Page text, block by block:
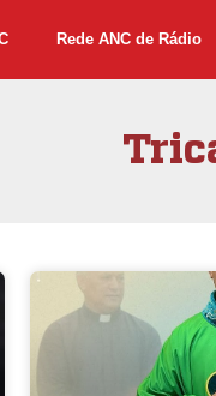
Rede ANC de Rádio